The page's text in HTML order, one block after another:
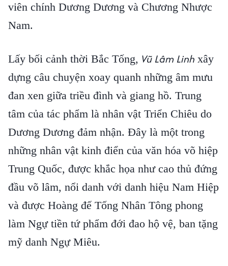
viên chính Dương Dương và Chương Nhược
Nam.
Lấy bối cảnh thời Bắc Tống, Vũ Lâm Linh xây
dựng câu chuyện xoay quanh những âm mưu
đan xen giữa triều đình và giang hồ. Trung
tâm của tác phẩm là nhân vật Triển Chiêu do
Dương Dương đảm nhận. Đây là một trong
những nhân vật kinh điển của văn hóa võ hiệp
Trung Quốc, được khắc họa như cao thủ đứng
đầu võ lâm, nổi danh với danh hiệu Nam Hiệp
và được Hoàng đế Tống Nhân Tông phong
làm Ngự tiền tứ phẩm đới đao hộ vệ, ban tặng
mỹ danh Ngự Miêu.